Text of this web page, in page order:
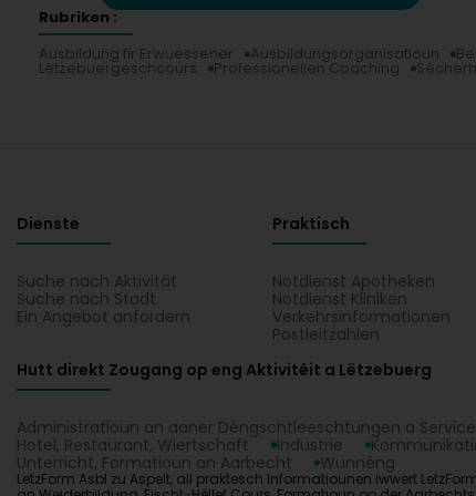
Rubriken :
Ausbildung fir Erwuessener
Ausbildungsorganisatioun
Lëtzebuergeschcours Professionellen Coaching
Dienste
Suche nach Aktivität
Suche nach Stadt
Ein Angebot anfordern
Praktisch
Notdienst Apotheken
Notdienst Kliniken
Verkehrsinformationen
Postleitzahlen
Hutt direkt Zougang op eng Aktivitéit a Lëtzebuerg
Administratioun an aaner Déngschtleeschtungen a
Hotel, Restaurant, Wiertschaft
Industrie
Unterricht, Formatioun an Aarbecht
Wunnéng
LetzForm Asbl zu Aspelt, all praktesch Informatiounen iwwert